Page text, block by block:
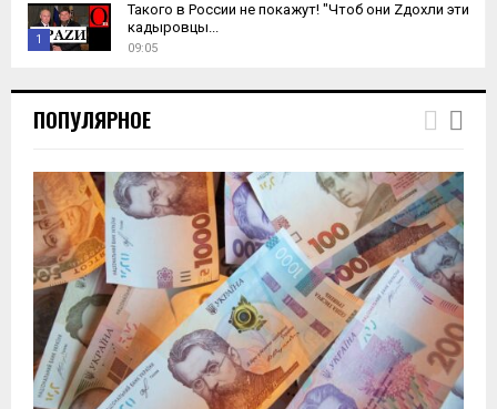
1
h
u
a
y
u
Такого в России не покажут! "Чтоб они Zдохли эти
кадыровцы...
09:05
ПОПУЛЯРНОЕ